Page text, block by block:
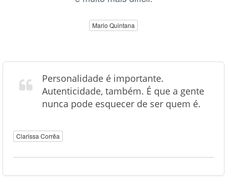
Mario Quintana
Personalidade é importante.
Autenticidade, também. É que a gente
nunca pode esquecer de ser quem é.
Clarissa Corrêa